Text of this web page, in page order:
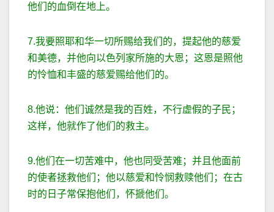
他们的血倒在地上。
7.我要照耶和华一切所赐给我们的，提起他的慈爱
和美德，并他向以色列家所施的大恩；这恩是照他
的怜恤和丰盛的慈爱赐给他们的。
8.他说：他们诚然是我的百姓，不行虚假的子民；
这样，他就作了他们的救主。
9.他们在一切苦难中，他也同受苦难；并且他面前
的使者拯救他们；他以慈爱和怜悯救赎他们；在古
时的日子常保抱他们，怀搋他们。